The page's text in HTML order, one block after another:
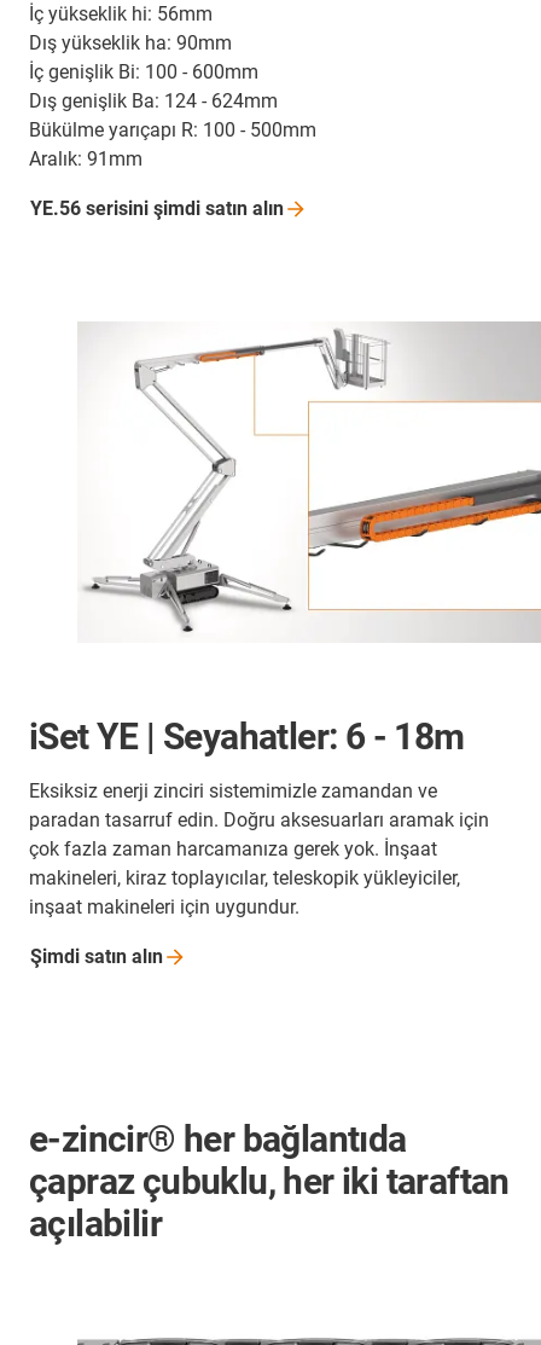
İç yükseklik hi: 56mm
Dış yükseklik ha: 90mm
İç genişlik Bi: 100 - 600mm
Dış genişlik Ba: 124 - 624mm
Bükülme yarıçapı R: 100 - 500mm
Aralık: 91mm
YE.56 serisini şimdi satın alın
iSet YE | Seyahatler: 6 - 18m
Eksiksiz enerji zinciri sistemimizle zamandan ve
paradan tasarruf edin. Doğru aksesuarları aramak için
çok fazla zaman harcamanıza gerek yok. İnşaat
makineleri, kiraz toplayıcılar, teleskopik yükleyiciler,
inşaat makineleri için uygundur.
Şimdi satın alın
e-zincir® her bağlantıda
çapraz çubuklu, her iki taraftan
açılabilir